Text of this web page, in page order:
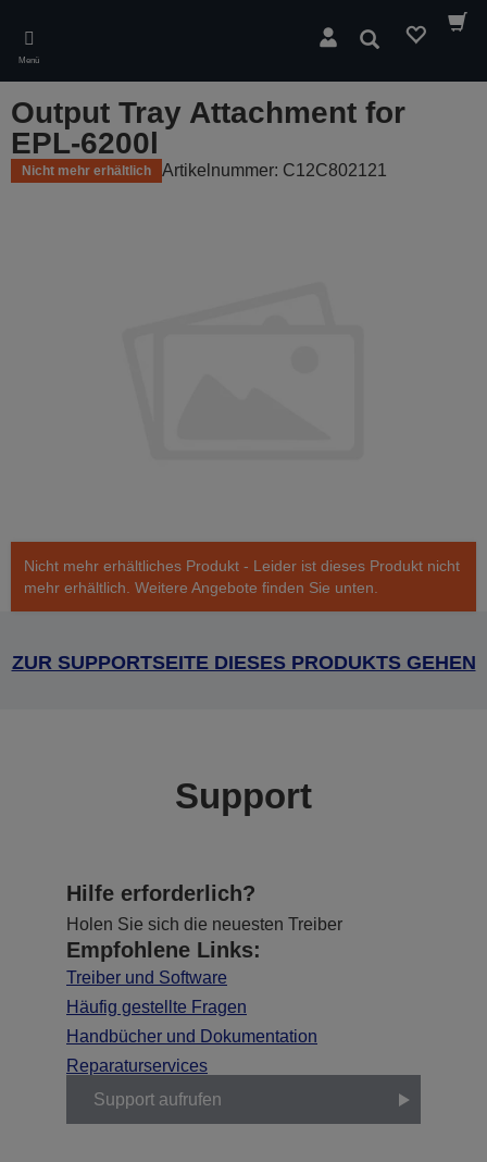
main
content
Menü
Suchen
Output Tray Attachment for
EPL-6200l
Nicht mehr erhältlich Artikelnummer: C12C802121
Nicht mehr erhältliches Produkt - Leider ist dieses Produkt nicht
mehr erhältlich. Weitere Angebote finden Sie unten.
ZUR SUPPORTSEITE DIESES PRODUKTS GEHEN
Support
Hilfe erforderlich?
Holen Sie sich die neuesten Treiber
Empfohlene Links:
Treiber und Software
Häufig gestellte Fragen
Handbücher und Dokumentation
Reparaturservices
Support aufrufen